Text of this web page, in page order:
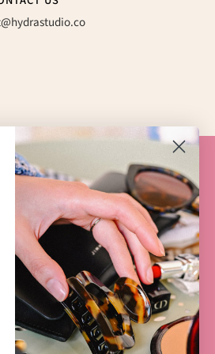
current offers
first order
SIGN UP